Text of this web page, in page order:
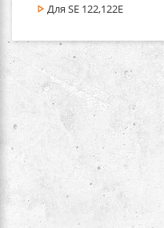
Для SE 122,122Е